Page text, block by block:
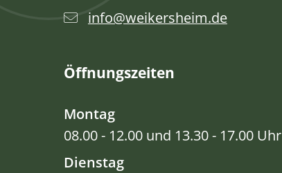
info@weikersheim.de
Öffnungszeiten
Montag
08.00 - 12.00 und 13.30 - 17.00 Uhr
Dienstag